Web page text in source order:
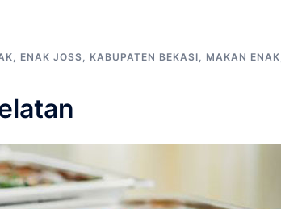
ENAK JOSS KABUPATEN BEKASI MAKAN ENAK